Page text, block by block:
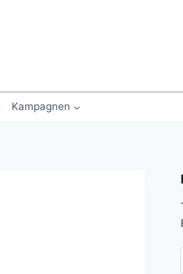
Kampagnen